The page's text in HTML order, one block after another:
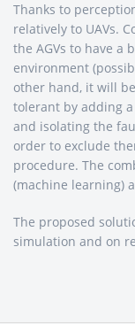
Thanks to
relatively to UAVs.
the AGVs to have a
environment
other hand, it will
tolerant by adding
and isolating the
order to exclude
procedure. The
(machine learning)
The proposed
simulation and on